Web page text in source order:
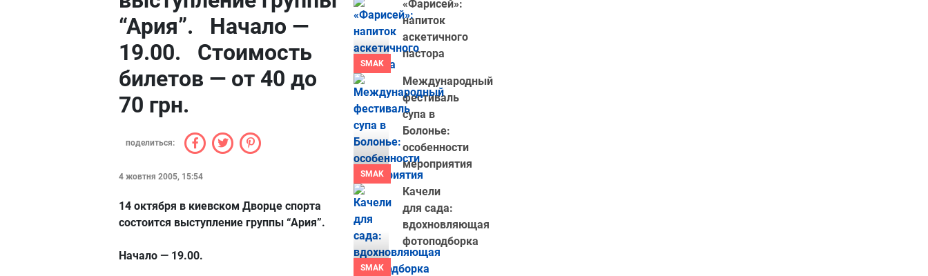
“Ария”. Начало —
19.00. Стоимость
билетов — от 40 до
70 грн.
поделиться:
4 жовтня 2005, 15:54
14 октября в киевском Дворце спорта
состоится выступление группы “Ария”.
Начало — 19.00.
SMAK
«Фарисей»:
напиток
аскетичного
пастора
SMAK
Международный
фестиваль
супа в
Болонье:
особенности
мероприятия
SMAK
Качели
для сада:
вдохновляющая
фотоподборка